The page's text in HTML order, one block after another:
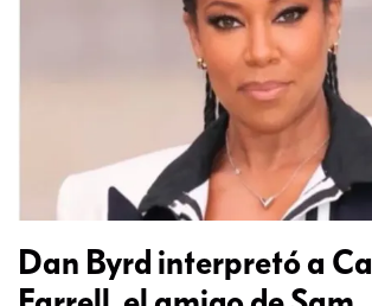
Dan Byrd interpretó a